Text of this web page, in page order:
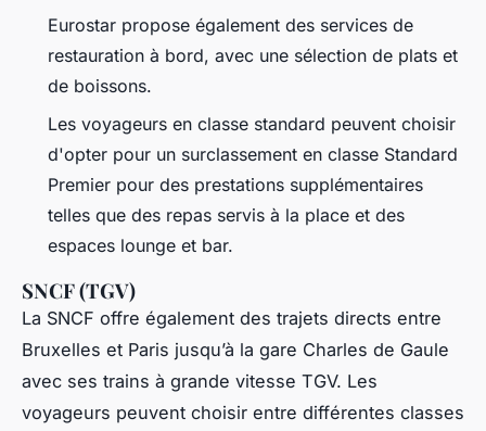
Eurostar propose également des services de
restauration à bord, avec une sélection de plats et
de boissons.
Les voyageurs en classe standard peuvent choisir
d'opter pour un surclassement en classe Standard
Premier pour des prestations supplémentaires
telles que des repas servis à la place et des
espaces lounge et bar.
SNCF (TGV)
La SNCF offre également des trajets directs entre
Bruxelles et Paris jusqu’à la gare Charles de Gaule
avec ses trains à grande vitesse TGV. Les
voyageurs peuvent choisir entre différentes classes